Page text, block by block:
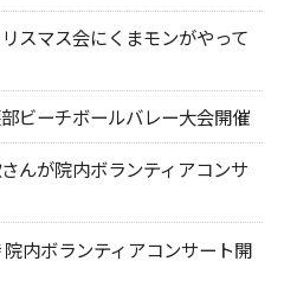
スマス会にくまモンがやって
ビーチボールバレー大会開催
んが院内ボランティアコンサ
院内ボランティアコンサート開